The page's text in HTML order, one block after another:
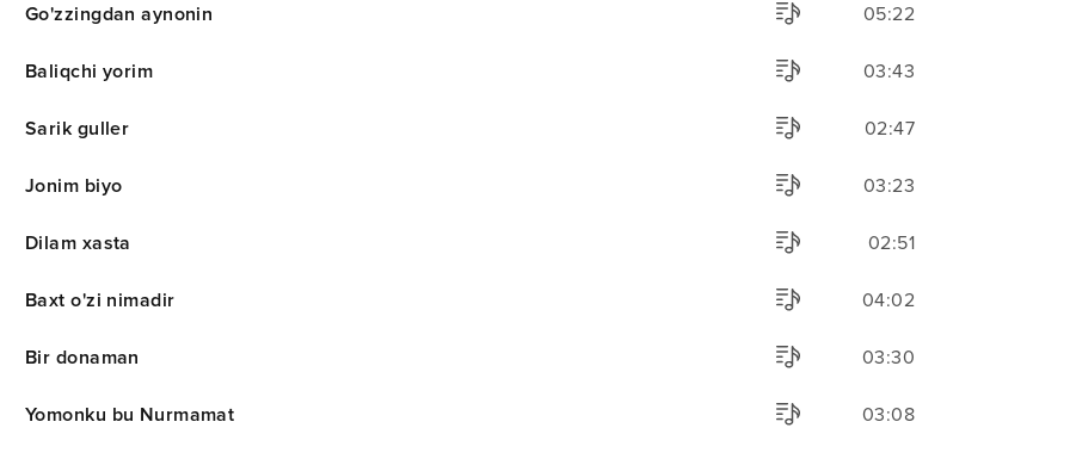
Go'zzingdan aynonin 05:22
Baliqchi yorim 03:43
Sarik guller 02:47
Jonim biyo 03:23
Dilam xasta 02:51
Baxt o'zi nimadir 04:02
Bir donaman 03:30
Yomonku bu Nurmamat 03:08